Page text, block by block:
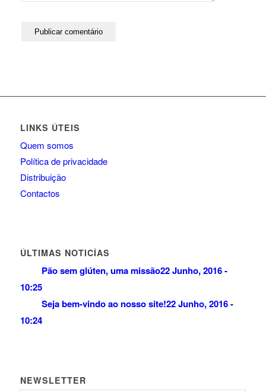
LINKS ÚTEIS
Quem somos
Política de privacidade
Distribuição
Contactos
ÚLTIMAS NOTICÍAS
Pão sem glúten, uma missão22 Junho, 2016 -
10:25
Seja bem-vindo ao nosso site!22 Junho, 2016 -
10:24
NEWSLETTER